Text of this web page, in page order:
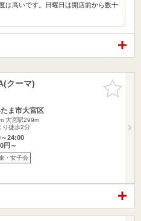
は高いです。日曜日は開店前から数十
お気に入
りに追加
クーマ)
ま市大宮区
大宮駅299m
り徒歩2分
24:00
円～
・女子会